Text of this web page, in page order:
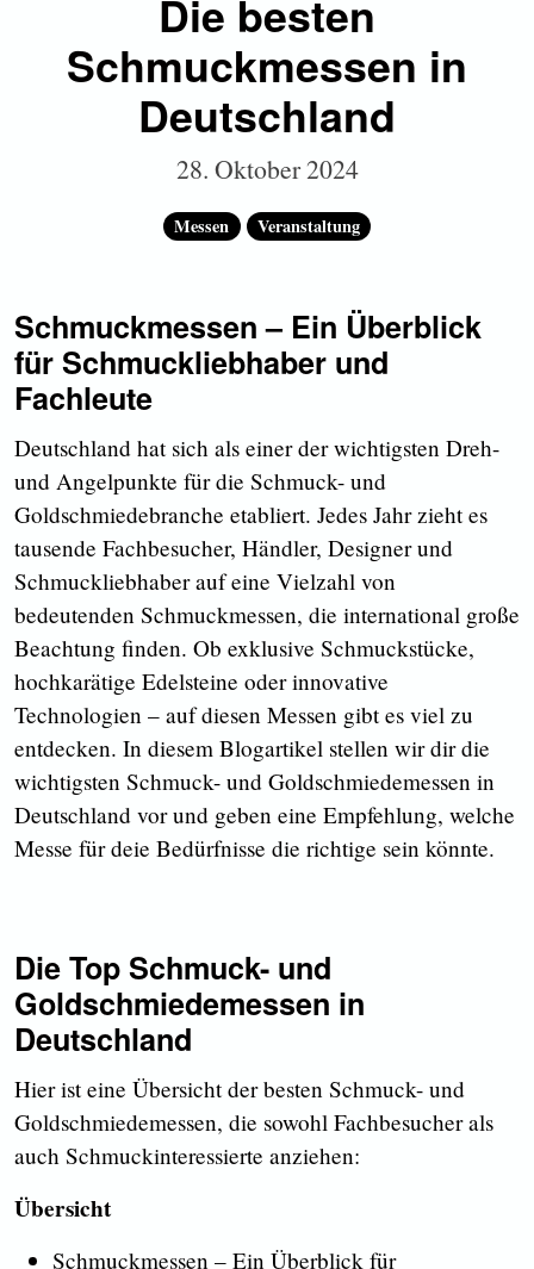
Die besten
Schmuckmessen in
Deutschland
28. Oktober 2024
Messen Veranstaltung
Schmuckmessen – Ein Überblick
für Schmuckliebhaber und
Fachleute
Deutschland hat sich als einer der wichtigsten Dreh-
und Angelpunkte für die Schmuck- und
Goldschmiedebranche etabliert. Jedes Jahr zieht es
tausende Fachbesucher, Händler, Designer und
Schmuckliebhaber auf eine Vielzahl von
bedeutenden Schmuckmessen, die international große
Beachtung finden. Ob exklusive Schmuckstücke,
hochkarätige Edelsteine oder innovative
Technologien – auf diesen Messen gibt es viel zu
entdecken. In diesem Blogartikel stellen wir dir die
wichtigsten Schmuck- und Goldschmiedemessen in
Deutschland vor und geben eine Empfehlung, welche
Messe für deie Bedürfnisse die richtige sein könnte.
Die Top Schmuck- und
Goldschmiedemessen in
Deutschland
Hier ist eine Übersicht der besten Schmuck- und
Goldschmiedemessen, die sowohl Fachbesucher als
auch Schmuckinteressierte anziehen:
Übersicht
Schmuckmessen – Ein Überblick für